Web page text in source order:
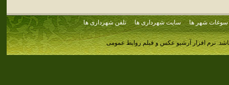
سوغات شهر ها سایت شهرداری ها تلفن شهرداری ها
نرم افزار آرشیو عکس و فیلم روابط عمومی